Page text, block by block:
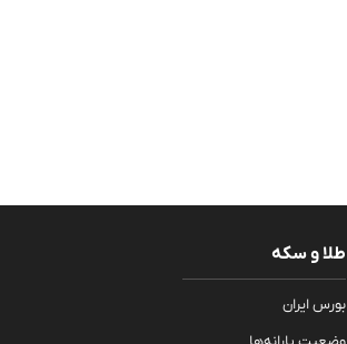
طلا و سکه
بورس ایران